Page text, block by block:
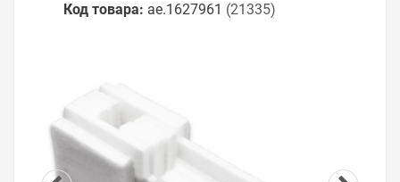
Код товара: ae.1627961 (21335)